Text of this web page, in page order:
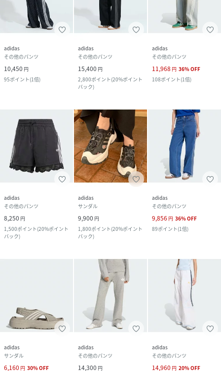
adidas
その他のパンツ
10,450 円
95ポイント(1倍)
adidas
その他のパンツ
15,400 円
2,800ポイント(20%ポイント
バック)
adidas
その他のパンツ
11,968 円 36%OFF
108ポイント(1倍)
adidas
その他のパンツ
8,250 円
1,500ポイント(20%ポイント
バック)
adidas
サンダル
9,900 円
1,800ポイント(20%ポイント
バック)
adidas
その他のパンツ
9,856 円 36%OFF
89ポイント(1倍)
adidas
サンダル
6,160 円 30%OFF
adidas
その他のパンツ
14,300 円
adidas
その他のパンツ
14,960 円 20%OFF